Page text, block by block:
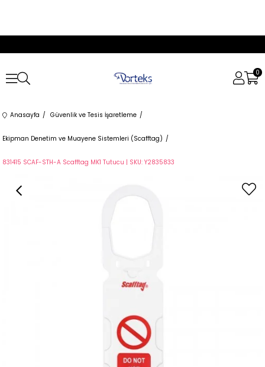
0
Anasayfa Güvenlik ve Tesis İşaretleme
Ekipman Denetim ve Muayene Sistemleri (Scafftag)
831415 SCAF-STH-A Scafftag MK1 Tutucu | SKU: Y2835833